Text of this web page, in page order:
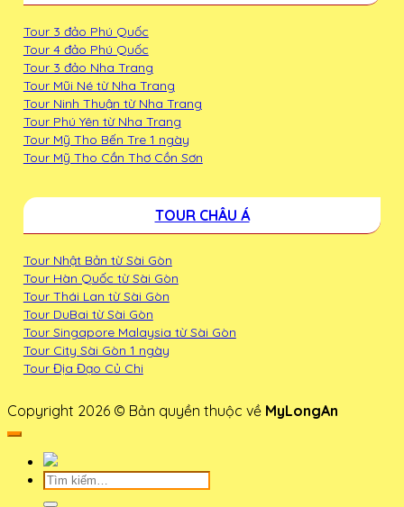
Tour 3 đảo Phú Quốc
Tour 4 đảo Phú Quốc
Tour 3 đảo Nha Trang
Tour Mũi Né từ Nha Trang
Tour Ninh Thuận từ Nha Trang
Tour Phú Yên từ Nha Trang
Tour Mỹ Tho Bến Tre 1 ngày
Tour Mỹ Tho Cần Thơ Cồn Sơn
TOUR CHÂU Á
Tour Nhật Bản từ Sài Gòn
Tour Hàn Quốc từ Sài Gòn
Tour Thái Lan từ Sài Gòn
Tour DuBai từ Sài Gòn
Tour Singapore Malaysia từ Sài Gòn
Tour City Sài Gòn 1 ngày
Tour Địa Đạo Củ Chi
Copyright 2026 © Bản quyền thuộc về MyLongAn
Tìm